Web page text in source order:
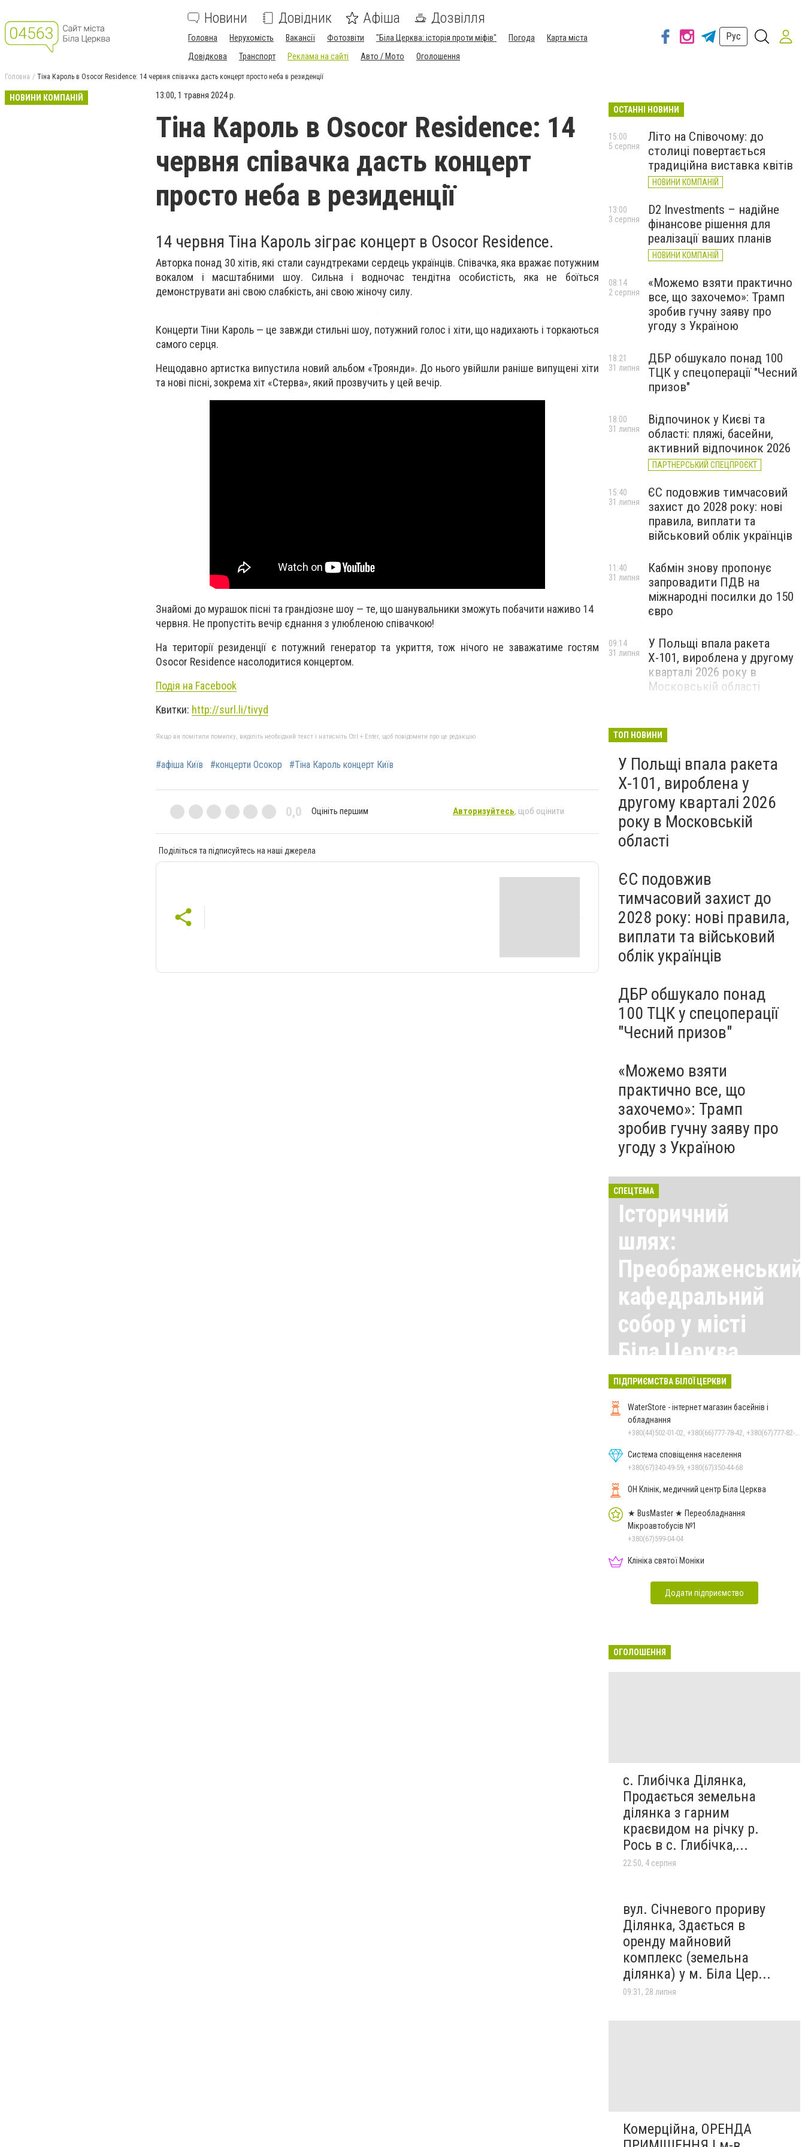
Новини Довідник Афіша Дозвілля
Головна Нерухомість Вакансії Фотозвіти "Біла Церква: історія проти міфів" Погода
Карта міста
Довідкова
Транспорт Реклама на сайті Авто / Мото Оголошення
Рус
Головна Тіна Кароль в Osocor Residence: 14 червня співачка дасть концерт просто неба в резиденції
НОВИНИ КОМПАНІЙ 13:00, 1 травня 2024 р.
Тіна Кароль в Osocor Residence: 14
червня співачка дасть концерт
просто неба в резиденції
14 червня Тіна Кароль зіграє концерт в Osocor Residence.
Авторка понад 30 хітів, які стали саундтреками сердець українців. Співачка, яка вражає потужним
вокалом і масштабними шоу. Сильна і водночас тендітна особистість, яка не боїться
демонструвати ані свою слабкість, ані свою жіночу силу.
Концерти Тіни Кароль — це завжди стильні шоу, потужний голос і хіти, що надихають і торкаються
самого серця.
Нещодавно артистка випустила новий альбом «Троянди». До нього увійшли раніше випущені хіти
та нові пісні, зокрема хіт «Стерва», який прозвучить у цей вечір.
Знайомі до мурашок пісні та грандіозне шоу — те, що шанувальники зможуть побачити наживо 14
червня. Не пропустіть вечір єднання з улюбленою співачкою!
На території резиденції є потужний генератор та укриття, тож нічого не заважатиме гостям
Osocor Residence насолодитися концертом.
Подія на Facebook
Kвитки: http://surl.li/tivyd
Якщо ви помітили помилку, виділіть необхідний текст і натисніть Ctrl + Enter, щоб повідомити про це редакцію
#афіша Київ #концерти Осокор #Тіна Кароль концерт Київ
0,0 Оцініть першим Авторизуйтесь, щоб оцінити
Поділіться та підписуйтесь на наші джерела
ОСТАННІ НОВИНИ
Літо на Співочому: до
столиці повертається
традиційна виставка квітів
НОВИНИ КОМПАНІЙ
15:00
5 серпня
D2 Investments – надійне
фінансове рішення для
реалізації ваших планів
НОВИНИ КОМПАНІЙ
13:00
3 серпня
«Можемо взяти практично
все, що захочемо»: Трамп
зробив гучну заяву про
угоду з Україною
08:14
2 серпня
ДБР обшукало понад 100
ТЦК у спецоперації "Чесний
призов"
18:21
31 липня
Відпочинок у Києві та
області: пляжі, басейни,
активний відпочинок 2026
ПАРТНЕРСЬКИЙ СПЕЦПРОЄКТ
18:00
31 липня
ЄС подовжив тимчасовий
захист до 2028 року: нові
правила, виплати та
військовий облік українців
15:40
31 липня
Кабмін знову пропонує
запровадити ПДВ на
міжнародні посилки до 150
євро
11:40
31 липня
У Польщі впала ракета
Х-101, вироблена у другому
кварталі 2026 року в
Московській області
09:14
31 липня
ТОП НОВИНИ
У Польщі впала ракета
Х-101, вироблена у
другому кварталі 2026
року в Московській
області
ЄС подовжив
тимчасовий захист до
2028 року: нові правила,
виплати та військовий
облік українців
ДБР обшукало понад
100 ТЦК у спецоперації
"Чесний призов"
«Можемо взяти
практично все, що
захочемо»: Трамп
зробив гучну заяву про
угоду з Україною
СПЕЦТЕМА
Історичний
шлях:
Преображенський
кафедральний
собор у місті
Біла Церква
Всі матеріали тут
ПІДПРИЄМСТВА БІЛОЇ ЦЕРКВИ
WaterStore - інтернет магазин басейнів і
обладнання
Система сповіщення населення
+380(67)340-49-59, +380(67)350-44-68
ОН Клінік, медичний центр Біла Церква
★ BusMaster ★ Переобладнання
Мікроавтобусів №1
+380(67)599-04-04
Клініка святої Моніки
Додати підприємство
ОГОЛОШЕННЯ
с. Глибічка Ділянка,
Продається земельна
ділянка з гарним
краєвидом на річку р.
Рось в с. Глибічка,...
22:50, 4 серпня
вул. Січневого прориву
Ділянка, Здається в
оренду майновий
комплекс (земельна
ділянка) у м. Біла Цер...
09:31, 28 липня
Комерційна, ОРЕНДА